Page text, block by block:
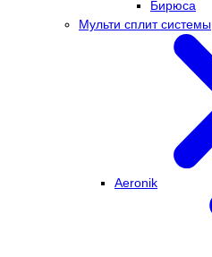
Бирюса
Мульти сплит системы
Aeronik